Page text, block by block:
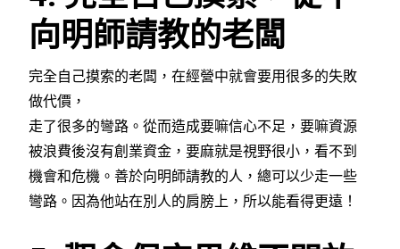
向明師請教的老闆
完全自己摸索的老闆，在經營中就會要用很多的失敗
做代價，
走了很多的彎路。從而造成要嘛信心不足，要嘛資源
被浪費後沒有創業資金，要麻就是視野很小，看不到
機會和危機。善於向明師請教的人，總可以少走一些
彎路。因為他站在別人的肩膀上，所以能看得更遠！